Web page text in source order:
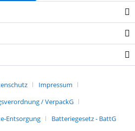
Impressum
/ VerpackG
Entsorgung
Batteriegesetz - BattG